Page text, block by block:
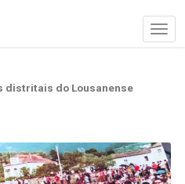
distritais do Lousanense